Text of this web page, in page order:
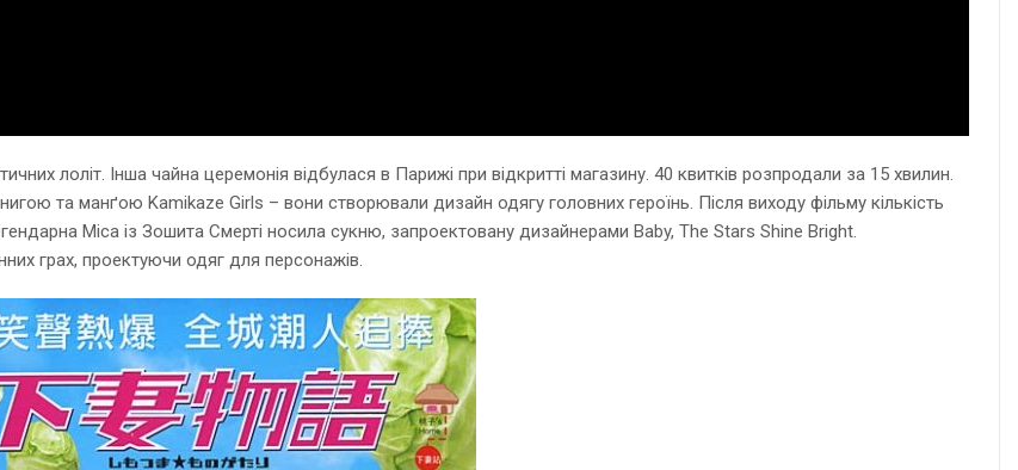
лоліт. Інша чайна церемонія відбулася в Парижі при відкритті магазину. 40 квитків розпродали за 15 хвилин.
та манґою Kamikaze Girls – вони створювали дизайн одягу головних героїнь. Після виходу фільму кількість
Міса із Зошита Смерті носила сукню, запроектовану дизайнерами Baby, The Stars Shine Bright.
грах, проектуючи одяг для персонажів.